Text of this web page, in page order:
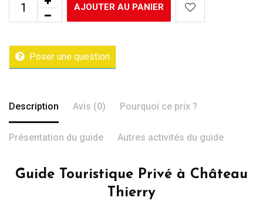
AJOUTER AU PANIER
Poser une question
Description Avis (0) Pourquoi ce prix ?
Présentation du guide Autres activités du guide
Guide Touristique Privé à Château
Thierry